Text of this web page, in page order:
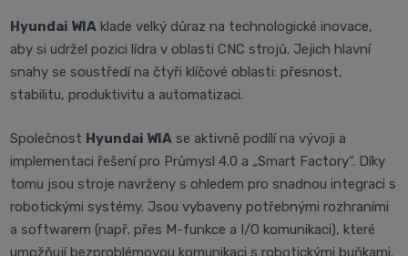
Hyundai WIA klade velký důraz na technologické inovace,
aby si udržel pozici lídra v oblasti CNC strojů. Jejich hlavní
snahy se soustředí na čtyři klíčové oblasti: přesnost,
stabilitu, produktivitu a automatizaci.
Společnost Hyundai WIA se aktivně podílí na vývoji a
implementaci řešení pro Průmysl 4.0 a „Smart Factory“. Díky
tomu jsou stroje navrženy s ohledem pro snadnou integraci s
robotickými systémy. Jsou vybaveny potřebnými rozhraními
a softwarem (např. přes M-funkce a I/O komunikaci), které
umožňují bezproblémovou komunikaci s robotickými buňkami.